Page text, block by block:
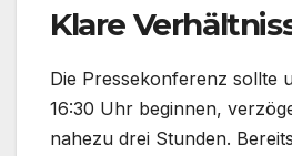
Klare
Die Pressekonferenz sollte
16:30 Uhr beginnen,
nahezu drei Stunden.